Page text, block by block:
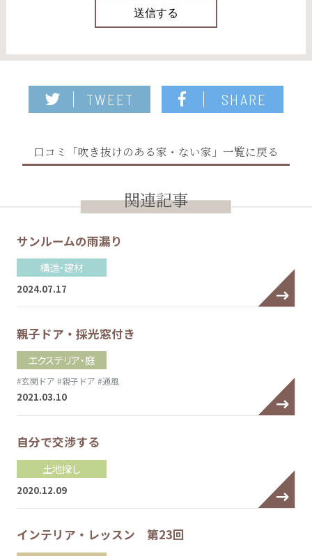
TWEET SHARE
口コミ「吹き抜けのある家・ない家」一覧に戻る
関連記事
サンルームの雨漏り
構造・建材
2024.07.17
親子ドア・採光窓付き
エクステリア・庭
#玄関ドア #親子ドア #通風
2021.03.10
自分で交渉する
土地探し
2020.12.09
インテリア・レッスン 第23回